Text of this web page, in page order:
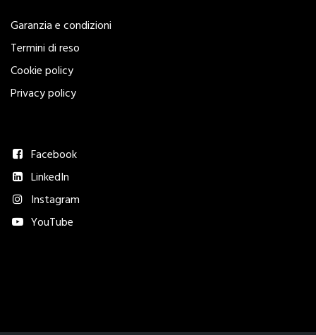
Garanzia e condizioni
Termini di reso
Cookie policy
Privacy policy
Facebook
LinkedIn
Instagram
YouTube